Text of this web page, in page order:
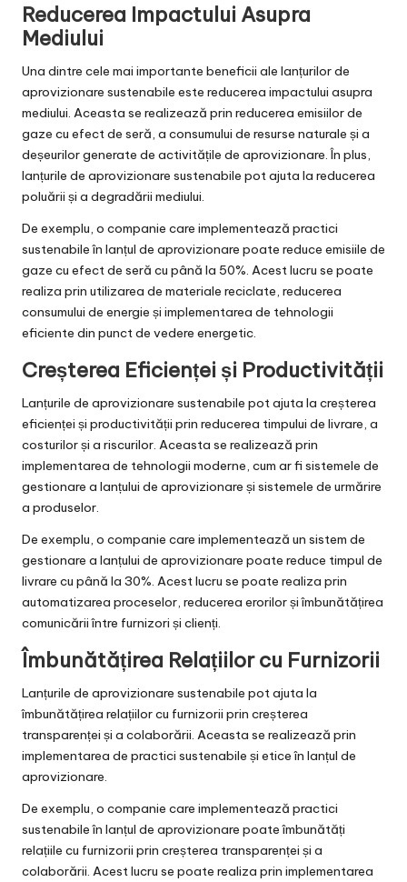
Reducerea Impactului Asupra
Mediului
Una dintre cele mai importante beneficii ale lanțurilor de
aprovizionare sustenabile este reducerea impactului asupra
mediului. Aceasta se realizează prin reducerea emisiilor de
gaze cu efect de seră, a consumului de resurse naturale și a
deșeurilor generate de activitățile de aprovizionare. În plus,
lanțurile de aprovizionare sustenabile pot ajuta la reducerea
poluării și a degradării mediului.
De exemplu, o companie care implementează practici
sustenabile în lanțul de aprovizionare poate reduce emisiile de
gaze cu efect de seră cu până la 50%. Acest lucru se poate
realiza prin utilizarea de materiale reciclate, reducerea
consumului de energie și implementarea de tehnologii
eficiente din punct de vedere energetic.
Creșterea Eficienței și Productivității
Lanțurile de aprovizionare sustenabile pot ajuta la creșterea
eficienței și productivității prin reducerea timpului de livrare, a
costurilor și a riscurilor. Aceasta se realizează prin
implementarea de tehnologii moderne, cum ar fi sistemele de
gestionare a lanțului de aprovizionare și sistemele de urmărire
a produselor.
De exemplu, o companie care implementează un sistem de
gestionare a lanțului de aprovizionare poate reduce timpul de
livrare cu până la 30%. Acest lucru se poate realiza prin
automatizarea proceselor, reducerea erorilor și îmbunătățirea
comunicării între furnizori și clienți.
Îmbunătățirea Relațiilor cu Furnizorii
Lanțurile de aprovizionare sustenabile pot ajuta la
îmbunătățirea relațiilor cu furnizorii prin creșterea
transparenței și a colaborării. Aceasta se realizează prin
implementarea de practici sustenabile și etice în lanțul de
aprovizionare.
De exemplu, o companie care implementează practici
sustenabile în lanțul de aprovizionare poate îmbunătăți
relațiile cu furnizorii prin creșterea transparenței și a
colaborării. Acest lucru se poate realiza prin implementarea